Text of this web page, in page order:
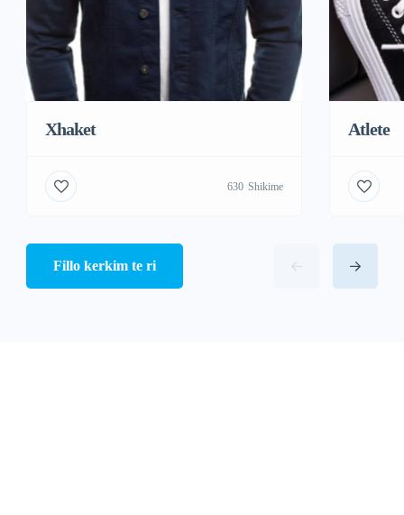
Xhaket
630 Shikime
Atlete
Fillo kerkim te ri